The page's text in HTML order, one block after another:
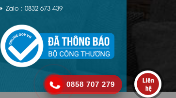
Zalo : 0832 673 439
0858 707 279